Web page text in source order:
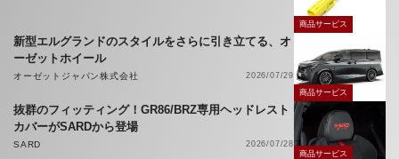
商品サービス
新型エルグランドのスタイルをさらに引き立てる、オ
ーゼットホイール
オーゼットジャパン株式会社
2026/07/29
商品サービス
抜群のフィッティング！GR86/BRZ専用ヘッドレスト
カバーがSARDから登場
SARD
2026/07/28
商品サービス